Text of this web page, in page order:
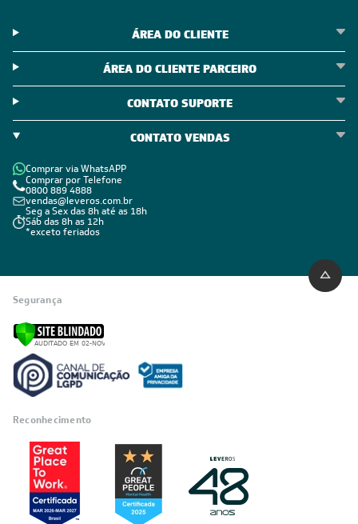
ÁREA DO CLIENTE
ÁREA DO CLIENTE PARCEIRO
CONTATO SUPORTE
CONTATO VENDAS
Comprar via WhatsAPP
Comprar por Telefone
0800 889 4888
vendas@leveros.com.br
Seg a Sex das 8h até as 18h
Sáb das 8h as 12h
*exceto feriados
Segurança
Reconhecimento